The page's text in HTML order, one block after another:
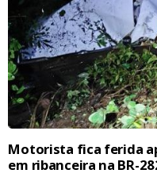
Motorista fica ferida
em ribanceira na BR-